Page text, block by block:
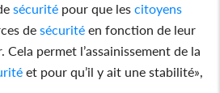
sécurité pour que lescitoyens
desécurité en fonction de leur
permet l’assainissement de la
et pour qu’il y ait une stabilité»,